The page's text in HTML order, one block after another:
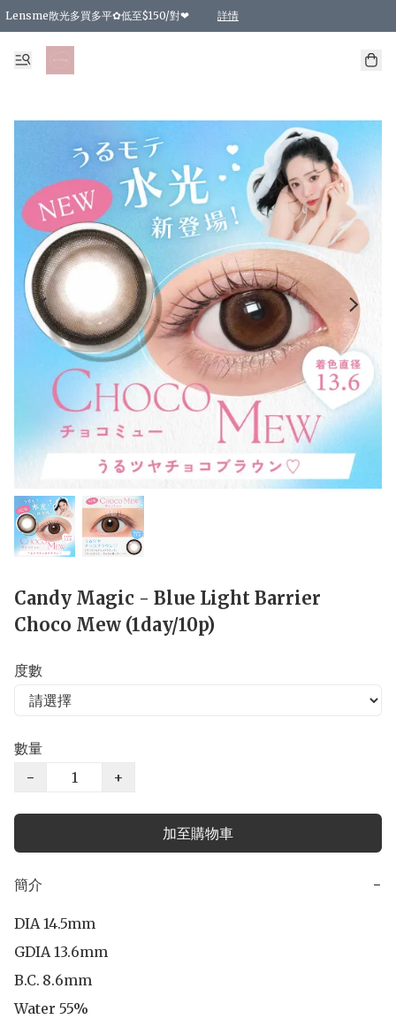
Lensme散光多買多平✿低至$150/對❤ 詳情
台灣Karacon⁩✧日拋 特價清貨❁⃘
日本韓國多款日/月拋現貨☼ 特價❤︎數量有限 售完即止
🇰🇷韓國多款月拋現貨 特價兩對$99✿數量有限 售完即止♫
精選商品，任選買2件或以上9 折；買4件或以上85 折；買6件或以上8 折
精選商品，任選買2件HKD 140.00；買4件HKD 260.00
精選商品，任選買2件HKD 190.00；買4件HKD 360.00
精選商品，任選買2件HKD 110.00；買4件HKD 180.00
精選商品，任選買2件HKD 170.00；買4件HKD 320.00
精選商品，任選買2件或以上減HKD 148.00
精選商品，任選買2件或以上減HKD 148.00
精選商品，任選買2件或以上95 折；買4件或以上9 折；買6件或以上85 折；買8件
精選商品，任選買12件或以上87 折
精選商品，任選買2件或以上減HKD 16.00；買4件或以上減HKD 32.00；買6
精選商品，任選買2件或以上95 折；買4件或以上9 折；買8件或以上85 折；買12
購物滿 HKD 800.00即享免運費優惠！（適用於 特定的送貨方式 )
Candy Magic - Blue Light Barrier
Choco Mew (1day/10p)
度數
數量
−
+
加至購物車
簡介 −
DIA 14.5mm
GDIA 13.6mm
B.C.	8.6mm
Water 55%